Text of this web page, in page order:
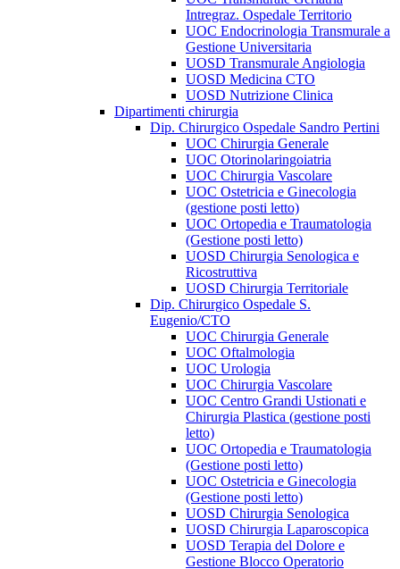
Intregraz. Ospedale Territorio
UOC Endocrinologia Transmurale a
Gestione Universitaria
UOSD Transmurale Angiologia
UOSD Medicina CTO
UOSD Nutrizione Clinica
Dipartimenti chirurgia
Dip. Chirurgico Ospedale Sandro Pertini
UOC Chirurgia Generale
UOC Otorinolaringoiatria
UOC Chirurgia Vascolare
UOC Ostetricia e Ginecologia
(gestione posti letto)
UOC Ortopedia e Traumatologia
(Gestione posti letto)
UOSD Chirurgia Senologica e
Ricostruttiva
UOSD Chirurgia Territoriale
Dip. Chirurgico Ospedale S.
Eugenio/CTO
UOC Chirurgia Generale
UOC Oftalmologia
UOC Urologia
UOC Chirurgia Vascolare
UOC Centro Grandi Ustionati e
Chirurgia Plastica (gestione posti
letto)
UOC Ortopedia e Traumatologia
(Gestione posti letto)
UOC Ostetricia e Ginecologia
(Gestione posti letto)
UOSD Chirurgia Senologica
UOSD Chirurgia Laparoscopica
UOSD Terapia del Dolore e
Gestione Blocco Operatorio